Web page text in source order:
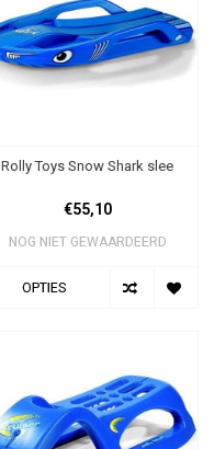
Rolly Toys Snow Shark slee
€55,10
NOG NIET GEWAARDEERD
OPTIES